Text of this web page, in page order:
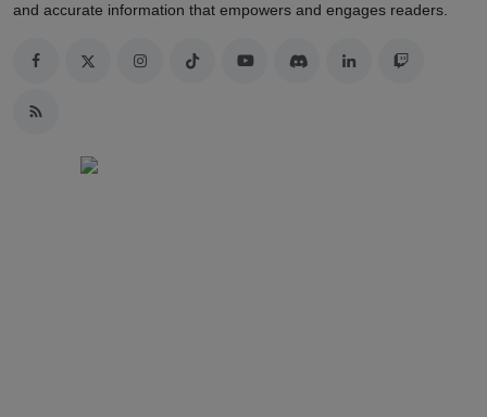
and accurate information that empowers and engages readers.